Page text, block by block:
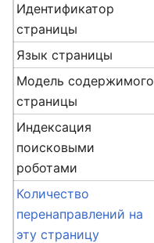
Идентификатор
страницы
Язык страницы
Модель содержимого
страницы
Индексация
поисковыми
роботами
Количество
перенаправлений на
эту страницу